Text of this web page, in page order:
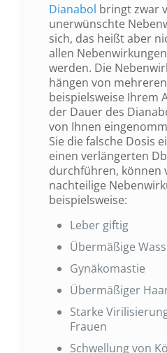
Dianabol bringt zwar
unerwünschte
sich, das heißt aber
allen
werden. Die
hängen von
beispielsweise Ihrem
der Dauer des
von Ihnen
Sie die falsche Dosis
einen verlängerten
durchführen, können
nachteilige
beispielsweise:
Leber giftig
Übermäßige
Gynäkomastie
Übermäßiger
Starke
Frauen
Schwellung von